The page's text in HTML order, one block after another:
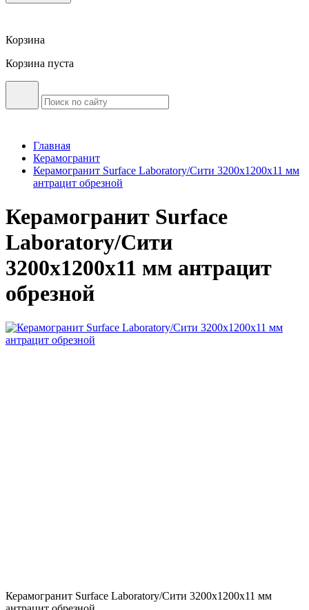
Корзина
Корзина пуста
Главная
Керамогранит
Керамогранит Surface Laboratory/Сити 3200х1200х11 мм
антрацит обрезной
Керамогранит Surface
Laboratory/Сити
3200х1200х11 мм антрацит
обрезной
Керамогранит Surface Laboratory/Сити 3200х1200х11 мм